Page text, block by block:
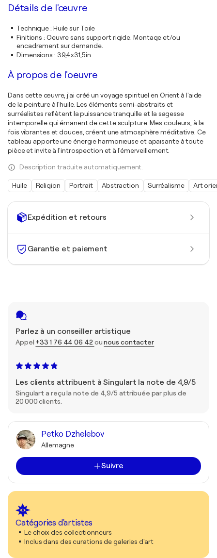
Expédition et retours
Garantie et paiement
Parlez à un conseiller artistique
Appel +33 1 76 44 06 42 ounous contacter
Les clients attribuent à Singulart la note de 4,9/5
Singulart a reçu la note de 4,9/5 attribuée par plus de
20 000 clients.
Petko Dzhelebov
Allemagne
Suivre
Catégories d'artistes
Le choix des collectionneurs
Inclus dans des curations de galeries d'art
Détails de l'œuvre
Technique: Huile sur Toile
Finitions : Oeuvre sans support rigide. Montage et/ou
encadrement sur demande.
Dimensions : 39,4x31,5in
À propos de l'oeuvre
Dans cette œuvre, j'ai créé un voyage spirituel en Orient à l'aide
de la peinture à l'huile. Les éléments semi-abstraits et
surréalistes reflètent la puissance tranquille et la sagesse
intemporelle qui émanent de cette sculpture. Mes couleurs, à la
fois vibrantes et douces, créent une atmosphère méditative. Ce
tableau apporte une énergie harmonieuse et apaisante à toute
pièce et invite à l'introspection et à l'émerveillement.
Description traduite automatiquement.
Huile Religion Portrait Abstraction Surréalisme Art